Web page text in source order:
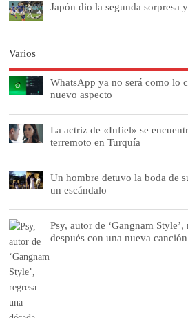
Japón dio la segunda sorpresa
Varios
WhatsApp ya no será como lo
nuevo aspecto
La actriz de «Infiel» se
terremoto en Turquía
Un hombre detuvo la boda de
un escándalo
Psy, autor de ‘Gangnam Style’,
después con una nueva canción